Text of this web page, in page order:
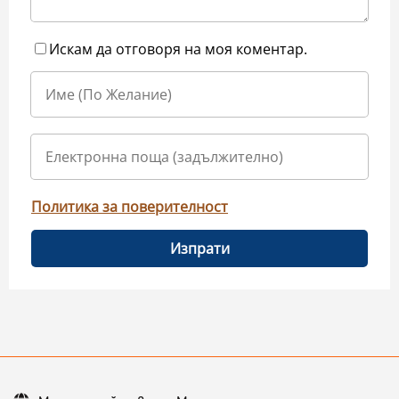
Искам да отговоря на моя коментар.
Политика за поверителност
Изпрати